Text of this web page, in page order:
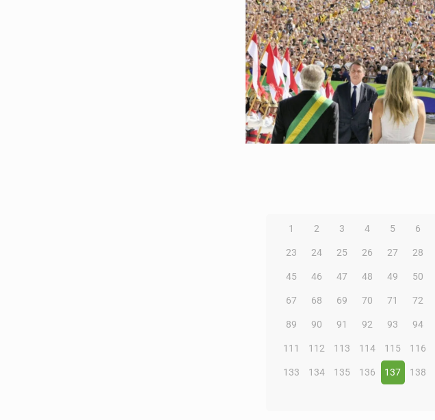
1 2 3 4 5 6
23 24 25 26 27 28
45 46 47 48 49 50
67 68 69 70 71 72
89 90 91 92 93 94
111 112 113 114 115 116
133 134 135 136 137 138